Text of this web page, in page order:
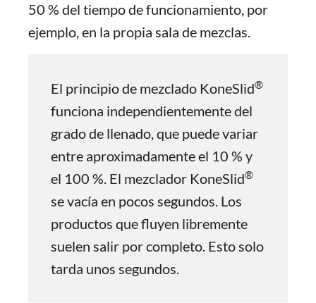
50 % del tiempo de funcionamiento, por
ejemplo, en la propia sala de mezclas.
El principio de mezclado KoneSlid®
funciona independientemente del
grado de llenado, que puede variar
entre aproximadamente el 10 % y
el 100 %. El mezclador KoneSlid®
se vacía en pocos segundos. Los
productos que fluyen libremente
suelen salir por completo. Esto solo
tarda unos segundos.